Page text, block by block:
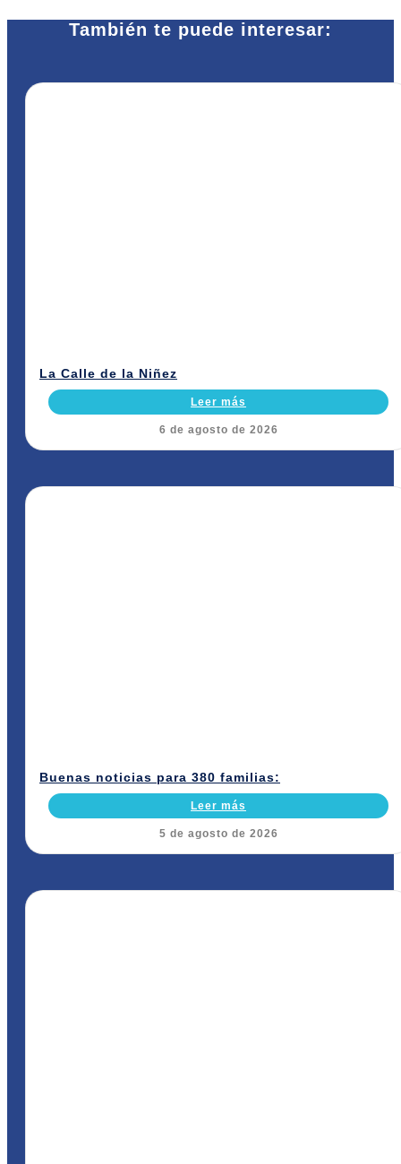
También te puede interesar:
La Calle de la Niñez
Leer más
6 de agosto de 2026
Buenas noticias para 380 familias:
Leer más
5 de agosto de 2026